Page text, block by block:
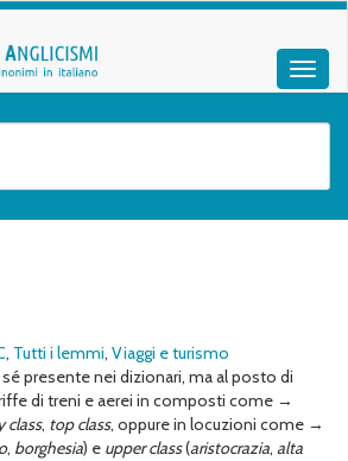
, Tutti i lemmi, Viaggi e turismo
presente nei dizionari, ma al posto di
di treni e aerei in composti come →
class, top class, oppure in locuzioni come →
, borghesia) e upper class(aristocrazia, alta